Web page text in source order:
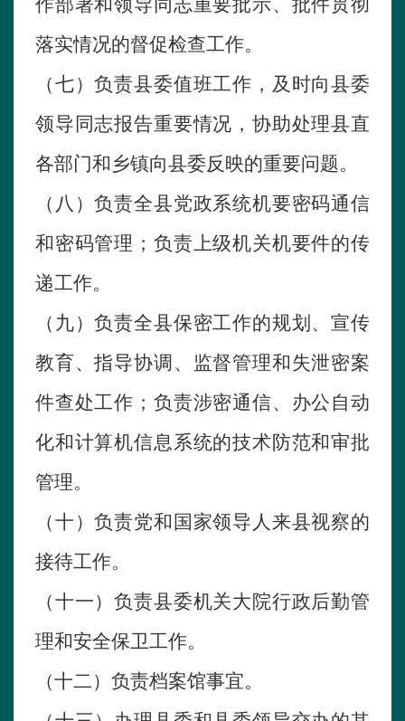
作部署和领导同志重要批示、批件贯彻
落实情况的督促检查工作。
（七）负责县委值班工作，及时向县委
领导同志报告重要情况，协助处理县直
各部门和乡镇向县委反映的重要问题。
（八）负责全县党政系统机要密码通信
和密码管理；负责上级机关机要件的传
递工作。
（九）负责全县保密工作的规划、宣传
教育、指导协调、监督管理和失泄密案
件查处工作；负责涉密通信、办公自动
化和计算机信息系统的技术防范和审批
管理。
（十）负责党和国家领导人来县视察的
接待工作。
（十一）负责县委机关大院行政后勤管
理和安全保卫工作。
（十二）负责档案馆事宜。